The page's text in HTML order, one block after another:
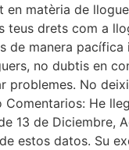
matèria de
drets com a
de manera
no dubtis en
problemes. No
Comentarios: He
13 de Diciembre,
estos datos. Su